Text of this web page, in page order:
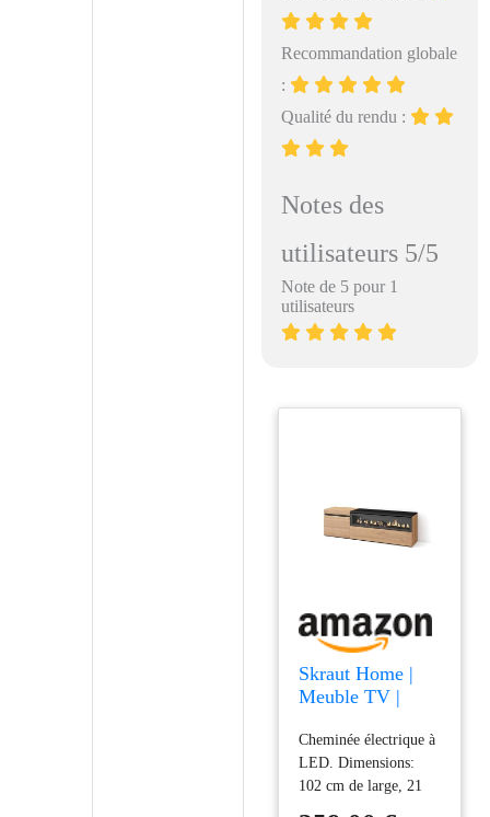
Recommandation globale
:
Qualité du rendu :
Notes des
utilisateurs 5/5
Note de 5 pour 1
utilisateurs
Skraut Home |
Meuble TV |
Grand Espace de
Rangement |
150x45x35cm |
pour Les TV
Cheminée électrique à
LED. Dimensions:
102 cm de large, 21